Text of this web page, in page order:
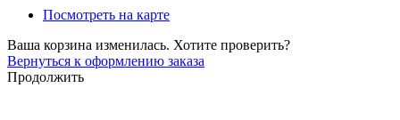
Посмотреть на карте
Ваша корзина изменилась. Хотите проверить?
Вернуться к оформлению заказа
Продолжить